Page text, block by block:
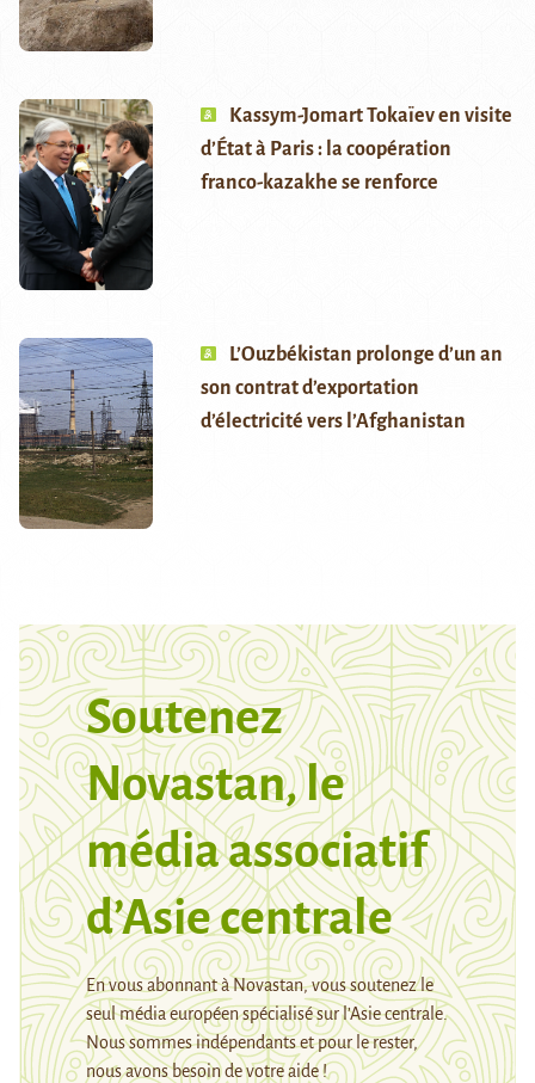
Kassym-Jomart Tokaïev en visite
d’État à Paris : la coopération
franco-kazakhe se renforce
L’Ouzbékistan prolonge d’un an
son contrat d’exportation
d’électricité vers l’Afghanistan
Soutenez
Novastan, le
média associatif
d’Asie centrale
En vous abonnant à Novastan, vous soutenez le
seul média européen spécialisé sur l’Asie centrale.
Nous sommes indépendants et pour le rester,
nous avons besoin de votre aide !